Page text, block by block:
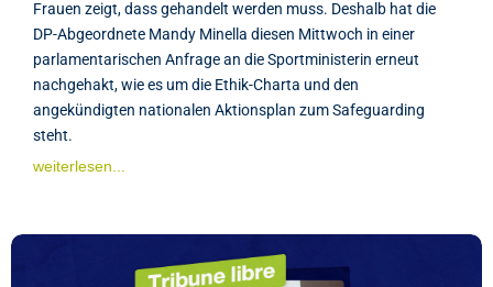
Frauen zeigt, dass gehandelt werden muss. Deshalb hat die
DP-Abgeordnete Mandy Minella diesen Mittwoch in einer
parlamentarischen Anfrage an die Sportministerin erneut
nachgehakt, wie es um die Ethik-Charta und den
angekündigten nationalen Aktionsplan zum Safeguarding
steht.
weiterlesen...